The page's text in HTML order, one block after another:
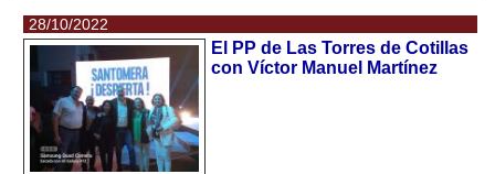
28/10/2022
El PP de Las Torres de Cotillas
con Víctor Manuel Martínez